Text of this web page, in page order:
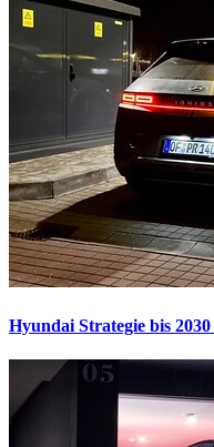
Hyundai Strategie bis 2030